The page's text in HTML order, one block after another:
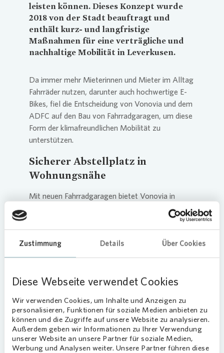
Zustimmung Details Über Cookies
Diese Webseite verwendet Cookies
Wir verwenden Cookies, um Inhalte und Anzeigen zu
personalisieren, Funktionen für soziale Medien anbieten zu
können und die Zugriffe auf unsere Website zu analysieren.
Außerdem geben wir Informationen zu Ihrer Verwendung
unserer Website an unsere Partner für soziale Medien,
Werbung und Analysen weiter. Unsere Partner führen diese
leisten können. Dieses Konzept wurde
2018 von der Stadt beauftragt und
enthält kurz- und langfristige
Maßnahmen für eine verträgliche und
nachhaltige Mobilität in Leverkusen.
Da immer mehr Mieterinnen und Mieter im Alltag
Fahrräder nutzen, darunter auch hochwertige E-
Bikes, fiel die Entscheidung von Vonovia und dem
ADFC auf den Bau von Fahrradgaragen, um diese
Form der klimafreundlichen Mobilität zu
unterstützen.
Sicherer Abstellplatz in
Wohnungsnähe
Mit neuen Fahrradgaragen bietet Vonovia in
seinen Leverkusener Quartieren den Bürgerinnen
Abstellmöglichkeit in direkter Wohnungsnähe.
Gemeinsam mit dem Remscheider Unternehmen
Malewicz & Sohn sowie dem ADFC Leverkusen
feuerverzinktem Stahlblech entwerfen und bauen
Fahrradprofis des ADFC, unter anderem zur
Belüftung der Fahrradgaragen, in die
Konstruktionen ein. Außerdem sorgen
Solarlampen für mehr Sicherheit.